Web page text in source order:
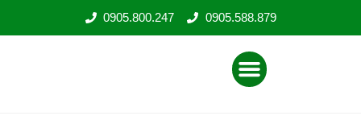
0905.800.247 0905.588.879
Menu